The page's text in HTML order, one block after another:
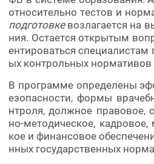
относительно тестов и
подготовкевозлагается на
ния. Остается открытым
ентироваться специалистам
ых контрольных нормативов
В программе определены
езопасности, формы
нтроля, должное правовое,
но-методическое, кадровое,
кое и финансовое
нных государственных